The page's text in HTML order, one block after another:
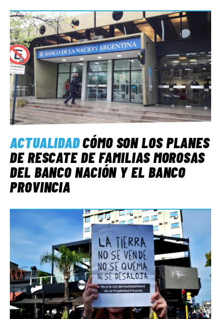
ACTUALIDADCÓMO SON LOS PLANES
DE RESCATE DE FAMILIAS MOROSAS
DEL BANCO NACIÓN Y EL BANCO
PROVINCIA